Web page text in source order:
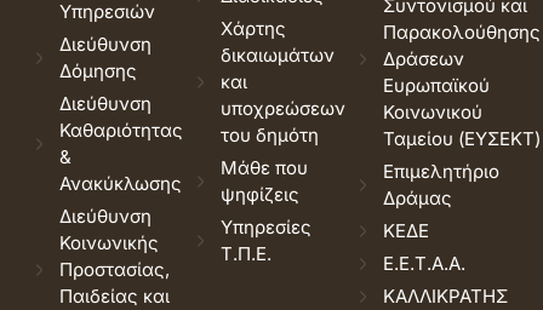
Υπηρεσιών
Διεύθυνση
Δόμησης
Διεύθυνση
Καθαριότητας
&
Ανακύκλωσης
Διεύθυνση
Κοινωνικής
Προστασίας,
Παιδείας και
Χάρτης
δικαιωμάτων
και
υποχρεώσεων
του δημότη
Μάθε που
ψηφίζεις
Υπηρεσίες
Τ.Π.Ε.
Συντονισμού και
Παρακολούθησης
Δράσεων
Ευρωπαϊκού
Κοινωνικού
Ταμείου (ΕΥΣΕΚΤ)
Επιμελητήριο
Δράμας
ΚΕΔΕ
Ε.Ε.Τ.Α.Α.
ΚΑΛΛΙΚΡΑΤΗΣ